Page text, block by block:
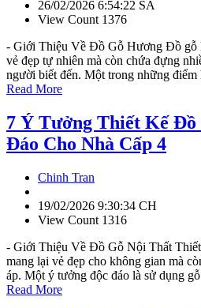
26/02/2026 6:54:22 SA
View Count 1376
- Giới Thiệu Về Đồ Gỗ Hương Đồ gỗ
vẻ đẹp tự nhiên mà còn chứa đựng
người biết đến. Một trong những điểm
Read More
7 Ý Tưởng Thiết Kế
Đáo Cho Nhà Cấp 4
Chinh Tran
19/02/2026 9:30:34 CH
View Count 1316
- Giới Thiệu Về Đồ Gỗ Nội Thất
mang lại vẻ đẹp cho không gian mà
áp. Một ý tưởng độc đáo là sử dụng
Read More